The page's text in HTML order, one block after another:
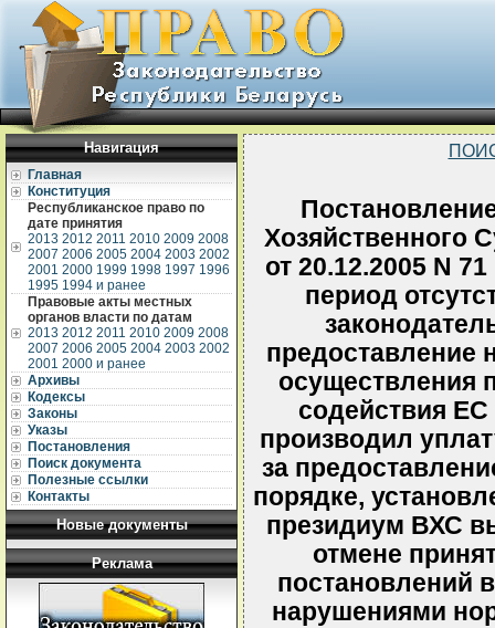
Навигация
Главная
Конституция
Республиканское право по
дате принятия
2013 2012 2011 2010 2009 2008
2007 2006 2005 2004 2003 2002
2001 2000 1999 1998 1997 1996
1995 1994 и ранее
Правовые акты местных
органов власти по датам
2013 2012 2011 2010 2009 2008
2007 2006 2005 2004 2003 2002
2001 2000 и ранее
Архивы
Кодексы
Законы
Указы
Постановления
Поиск документа
Полезные ссылки
Контакты
Новые документы
Реклама
Хозяйственного
от 20.12.2005 N
период
предоставление
осуществления
содействия
производил
за
порядке,
президиум ВХС
отмене
постановлений
нарушениями